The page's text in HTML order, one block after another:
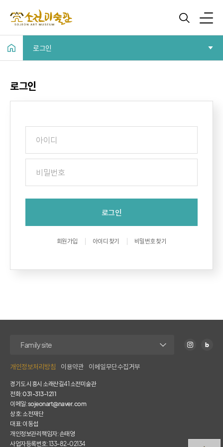
로그인
로그인
로그인
회원가입 아이디 찾기 비밀번호 찾기
경기도 시흥시 소래산길41 소전미술관
전화:031-313-1211
이메일:sojeonart@naver.com
상호: 소전재단
대표: 이동섭
개인정보관리책임자: 손태영
사업자등록번호: 133-82-02134
개인정보처리방침 이용약관 이메일무단수집거부